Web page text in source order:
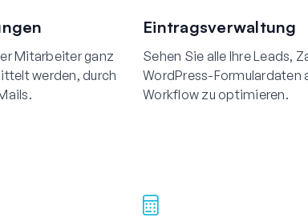
Mitarbeiter ganz
werden, durch
Eintragsverwaltung
Sehen Sie alle Ihre Leads,
WordPress-Formulardaten
Workflow zu optimieren.